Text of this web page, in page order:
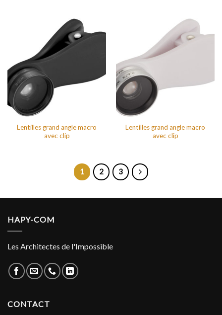
Lentilles grand angle macro
avec clip
Lentilles grand angle macro
avec clip
1 2 3
HAPY-COM
Les Architectes de l'Impossible
CONTACT